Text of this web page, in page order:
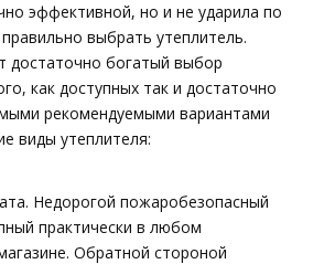
эффективной, но и не ударила по
выбрать утеплитель.
достаточно богатый выбор
как доступных так и достаточно
рекомендуемыми вариантами
виды утеплителя:
Недорогой пожаробезопасный
практически в любом
Обратной стороной